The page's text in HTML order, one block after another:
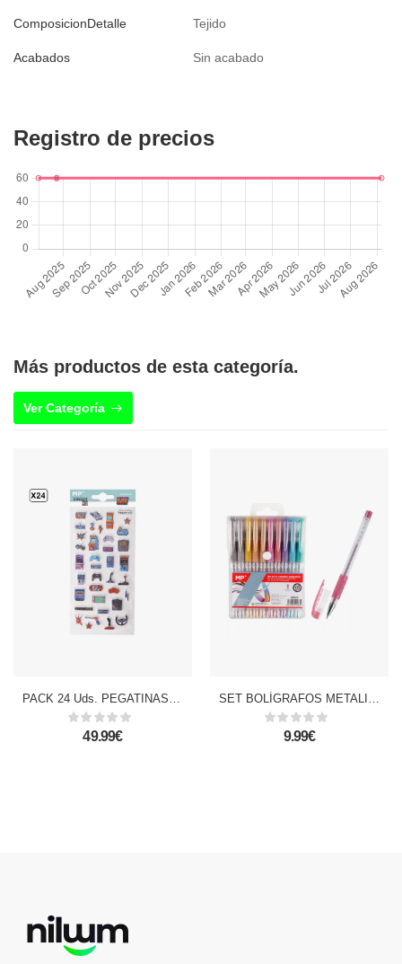
ComposicionDetalle Tejido
Acabados Sin acabado
Registro de precios
Más productos de esta categoría.
Ver Categoría
PACK 24 Uds. PEGATINAS STICKERS RELIEVE DISEÑO GAMER
49.99€
SET BOLÍGRAFOS METALIZADOS 10 COLORES
9.99€